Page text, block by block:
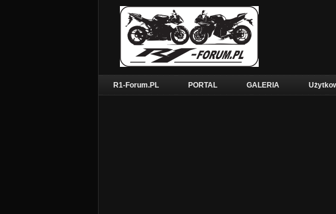
R1-Forum.PL PORTAL GALERIA